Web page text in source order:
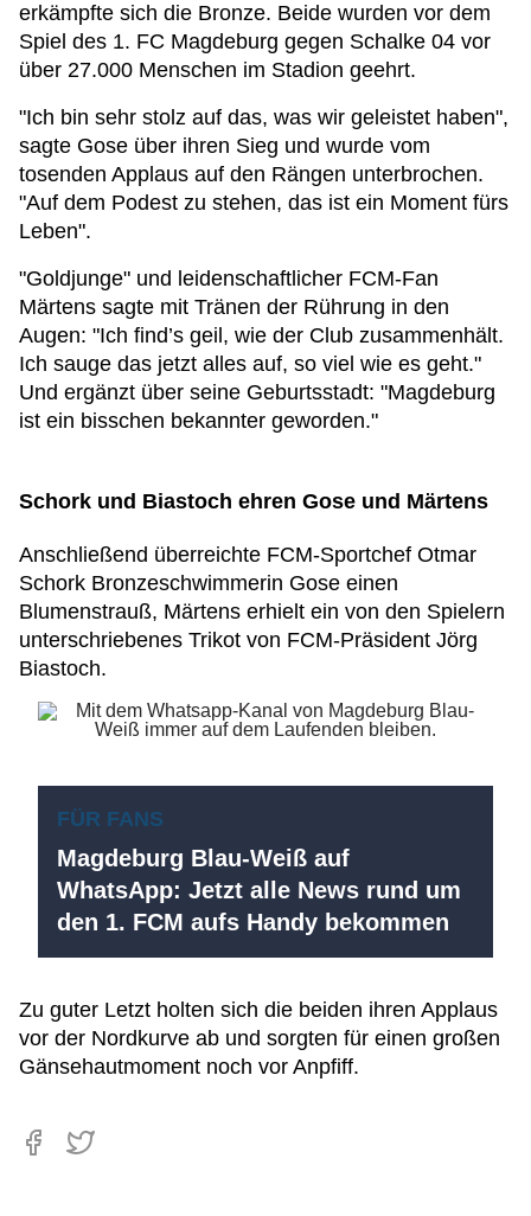
erkämpfte sich die Bronze. Beide wurden vor dem
Spiel des 1. FC Magdeburg gegen Schalke 04 vor
über 27.000 Menschen im Stadion geehrt.
"Ich bin sehr stolz auf das, was wir geleistet haben",
sagte Gose über ihren Sieg und wurde vom
tosenden Applaus auf den Rängen unterbrochen.
"Auf dem Podest zu stehen, das ist ein Moment fürs
Leben".
"Goldjunge" und leidenschaftlicher FCM-Fan
Märtens sagte mit Tränen der Rührung in den
Augen: "Ich find’s geil, wie der Club zusammenhält.
Ich sauge das jetzt alles auf, so viel wie es geht."
Und ergänzt über seine Geburtsstadt: "Magdeburg
ist ein bisschen bekannter geworden."
Schork und Biastoch ehren Gose und Märtens
Anschließend überreichte FCM-Sportchef Otmar
Schork Bronzeschwimmerin Gose einen
Blumenstrauß, Märtens erhielt ein von den Spielern
unterschriebenes Trikot von FCM-Präsident Jörg
Biastoch.
FÜR FANS
Magdeburg Blau-Weiß auf
WhatsApp: Jetzt alle News rund um
den 1. FCM aufs Handy bekommen
Zu guter Letzt holten sich die beiden ihren Applaus
vor der Nordkurve ab und sorgten für einen großen
Gänsehautmoment noch vor Anpfiff.